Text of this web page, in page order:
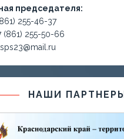
председателя:
255-46-37
(861) 255-50-66
НАШИ ПАРТНЕРЫ